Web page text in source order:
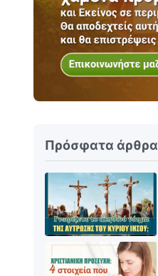
Πρόσφατα άρθρα